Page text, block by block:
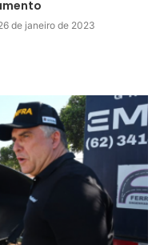
de janeiro de 2023